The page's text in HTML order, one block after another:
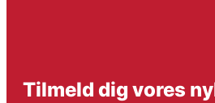
Tilmeld dig vores